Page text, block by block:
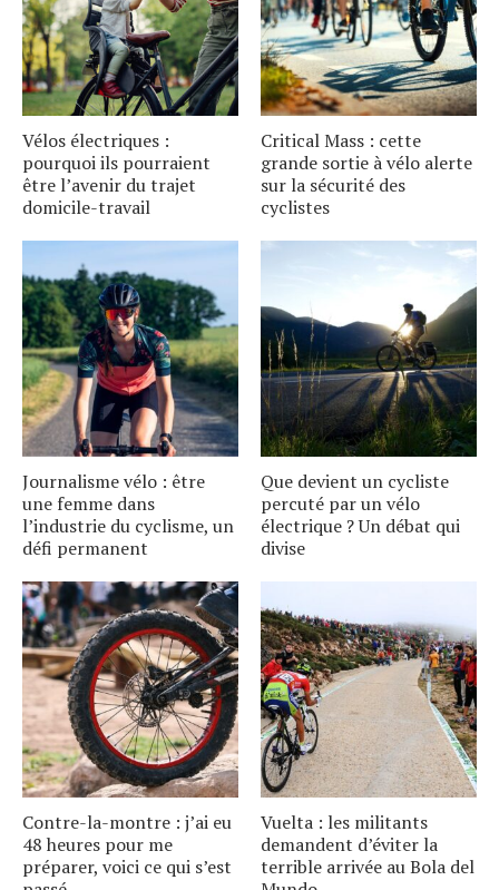
Vélos électriques :
pourquoi ils pourraient
être l’avenir du trajet
domicile-travail
Critical Mass : cette
grande sortie à vélo alerte
sur la sécurité des
cyclistes
Journalisme vélo : être
une femme dans
l’industrie du cyclisme, un
défi permanent
Que devient un cycliste
percuté par un vélo
électrique ? Un débat qui
divise
Contre-la-montre : j’ai eu
48 heures pour me
préparer, voici ce qui s’est
Vuelta : les militants
demandent d’éviter la
terrible arrivée au Bola del